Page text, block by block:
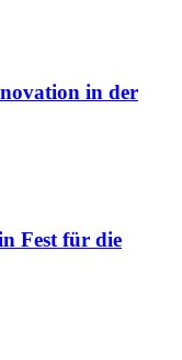
in der
Fest für die